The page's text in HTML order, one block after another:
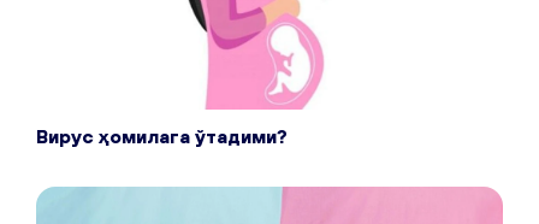
Вирус ҳомилага ўтадими?